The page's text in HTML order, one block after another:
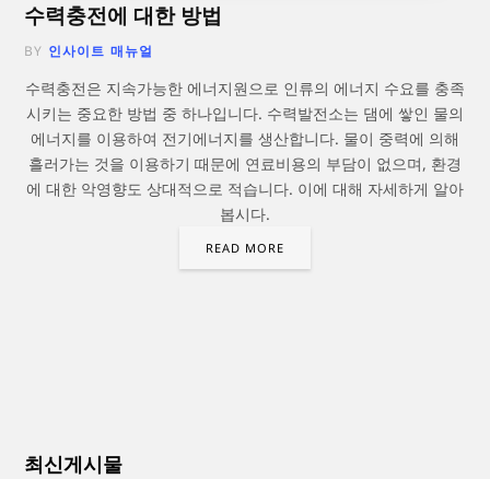
수력충전에 대한 방법
BY 인사이트 매뉴얼
수력충전은 지속가능한 에너지원으로 인류의 에너지 수요를 충족
시키는 중요한 방법 중 하나입니다. 수력발전소는 댐에 쌓인 물의
에너지를 이용하여 전기에너지를 생산합니다. 물이 중력에 의해
흘러가는 것을 이용하기 때문에 연료비용의 부담이 없으며, 환경
에 대한 악영향도 상대적으로 적습니다. 이에 대해 자세하게 알아
봅시다.
READ MORE
최신게시물